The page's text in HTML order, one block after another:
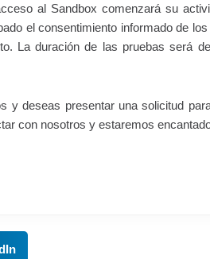
al Sandbox comenzará su
el consentimiento informado de
La duración de las pruebas será
y deseas presentar una solicitud
con nosotros y estaremos